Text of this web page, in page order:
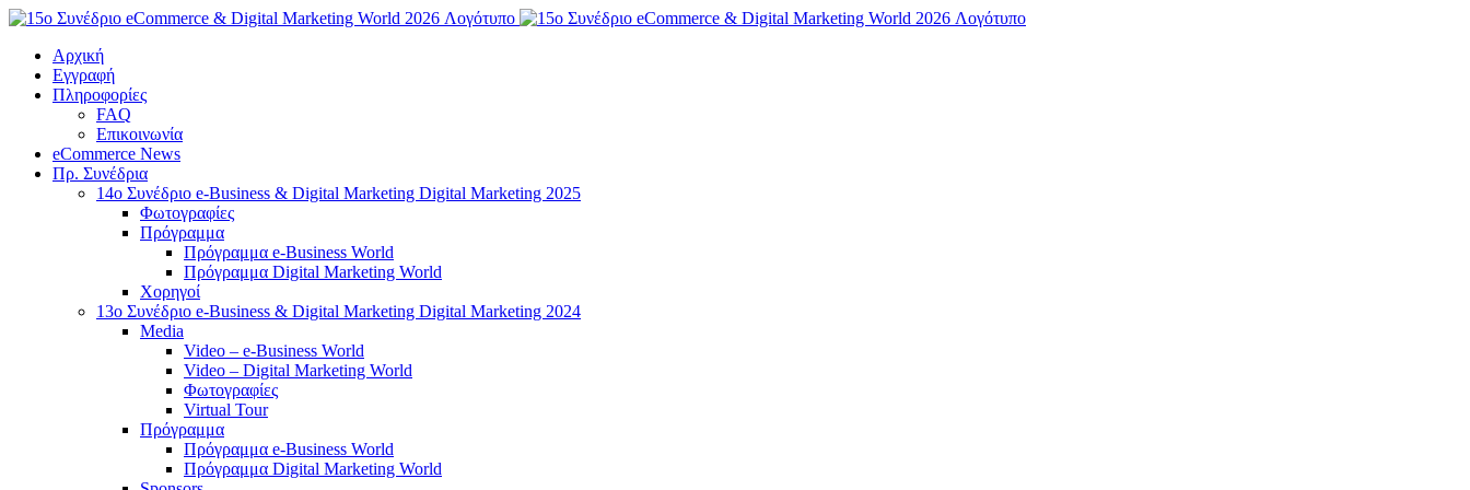
Μετάβαση
περιεχόμενο
Αρχική
Εγγραφή
Πληροφορίες
FAQ
Επικοινωνία
eCommerce News
Πρ. Συνέδρια
14o Συνέδριο e-Business & Digital Marketing Digital Marketing 2025
Φωτογραφίες
Πρόγραμμα
Πρόγραμμα e-Business World
Πρόγραμμα Digital Marketing World
Χορηγοί
13o Συνέδριο e-Business & Digital Marketing Digital Marketing 2024
Media
Video – e-Business World
Video – Digital Marketing World
Φωτογραφίες
Virtual Tour
Πρόγραμμα
Πρόγραμμα e-Business World
Πρόγραμμα Digital Marketing World